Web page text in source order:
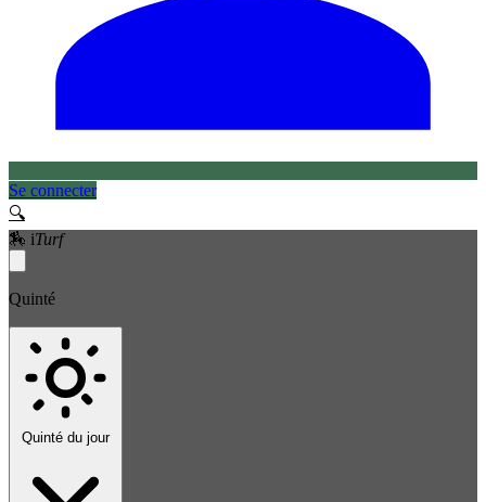
Se connecter
🔍
🏇 iTurf
Quinté
Quinté du jour